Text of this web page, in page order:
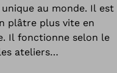
au monde. Il est
plâtre plus vite en
Il fonctionne selon le
ateliers